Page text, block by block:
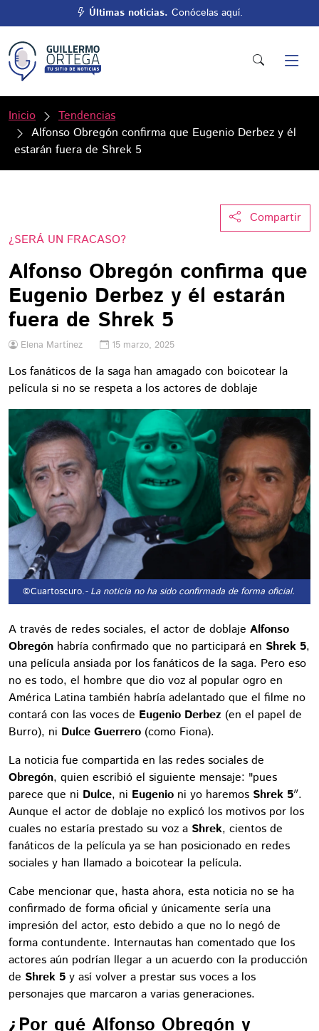
Últimas noticias. Conócelas aquí.
Inicio
Tendencias
Alfonso Obregón confirma que Eugenio Derbez y él
estarán fuera de Shrek 5
Compartir
¿SERÁ UN FRACASO?
Alfonso Obregón confirma que
Eugenio Derbez y él estarán
fuera de Shrek 5
Elena Martínez 15 marzo, 2025
Los fanáticos de la saga han amagado con boicotear la
película si no se respeta a los actores de doblaje
©Cuartoscuro.- La noticia no ha sido confirmada de forma oficial.
A través de redes sociales, el actor de doblaje Alfonso
Obregón habría confirmado que no participará en Shrek 5,
una película ansiada por los fanáticos de la saga. Pero eso
no es todo, el hombre que dio voz al popular ogro en
América Latina también habría adelantado que el filme no
contará con las voces de Eugenio Derbez (en el papel de
Burro), ni Dulce Guerrero (como Fiona).
La noticia fue compartida en las redes sociales de
Obregón, quien escribió el siguiente mensaje: "pues
parece que ni Dulce, ni Eugenio ni yo haremos Shrek 5″.
Aunque el actor de doblaje no explicó los motivos por los
cuales no estaría prestado su voz a Shrek, cientos de
fanáticos de la película ya se han posicionado en redes
sociales y han llamado a boicotear la película.
Cabe mencionar que, hasta ahora, esta noticia no se ha
confirmado de forma oficial y únicamente sería una
impresión del actor, esto debido a que no lo negó de
forma contundente. Internautas han comentado que los
actores aún podrían llegar a un acuerdo con la producción
de Shrek 5 y así volver a prestar sus voces a los
personajes que marcaron a varias generaciones.
¿Por qué Alfonso Obregón y